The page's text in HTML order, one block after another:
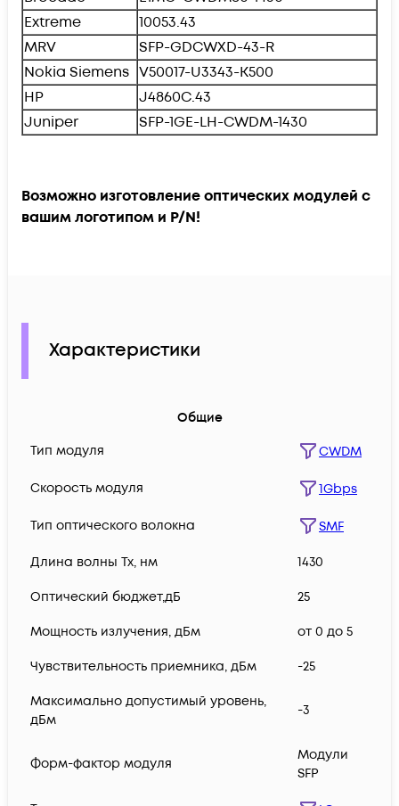
Extreme
10053.43
MRV
SFP-GDCWXD-43-R
Nokia Siemens V50017-U3343-K500
HP
J4860C.43
Juniper
SFP-1GE-LH-CWDM-1430
Возможно изготовление оптических модулей с
вашим логотипом и P/N!
Характеристики
Общие
Тип модуля
CWDM
Скорость модуля 1Gbps
Тип оптического волокна SMF
Длина волны Tx, нм 1430
Оптический бюджет,дБ 25
Мощность излучения, дБм от 0 до 5
Чувствительность приемника, дБм -25
Максимально допустимый уровень,
дБм
-3
Форм-фактор модуля
Модули
SFP